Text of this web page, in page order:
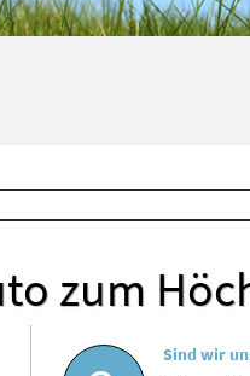
zum
Sind wir